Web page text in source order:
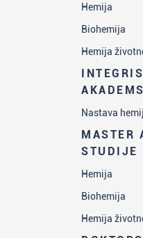
Hemija
Biohemija
Hemija
Nastava
MASTER
STUDIJE
Hemija
Biohemija
Hemija